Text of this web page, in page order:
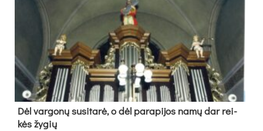
Dėl var­go­nų su­si­ta­rė, o dėl pa­ra­pi­jos na­mų dar rei­
kės žy­gių